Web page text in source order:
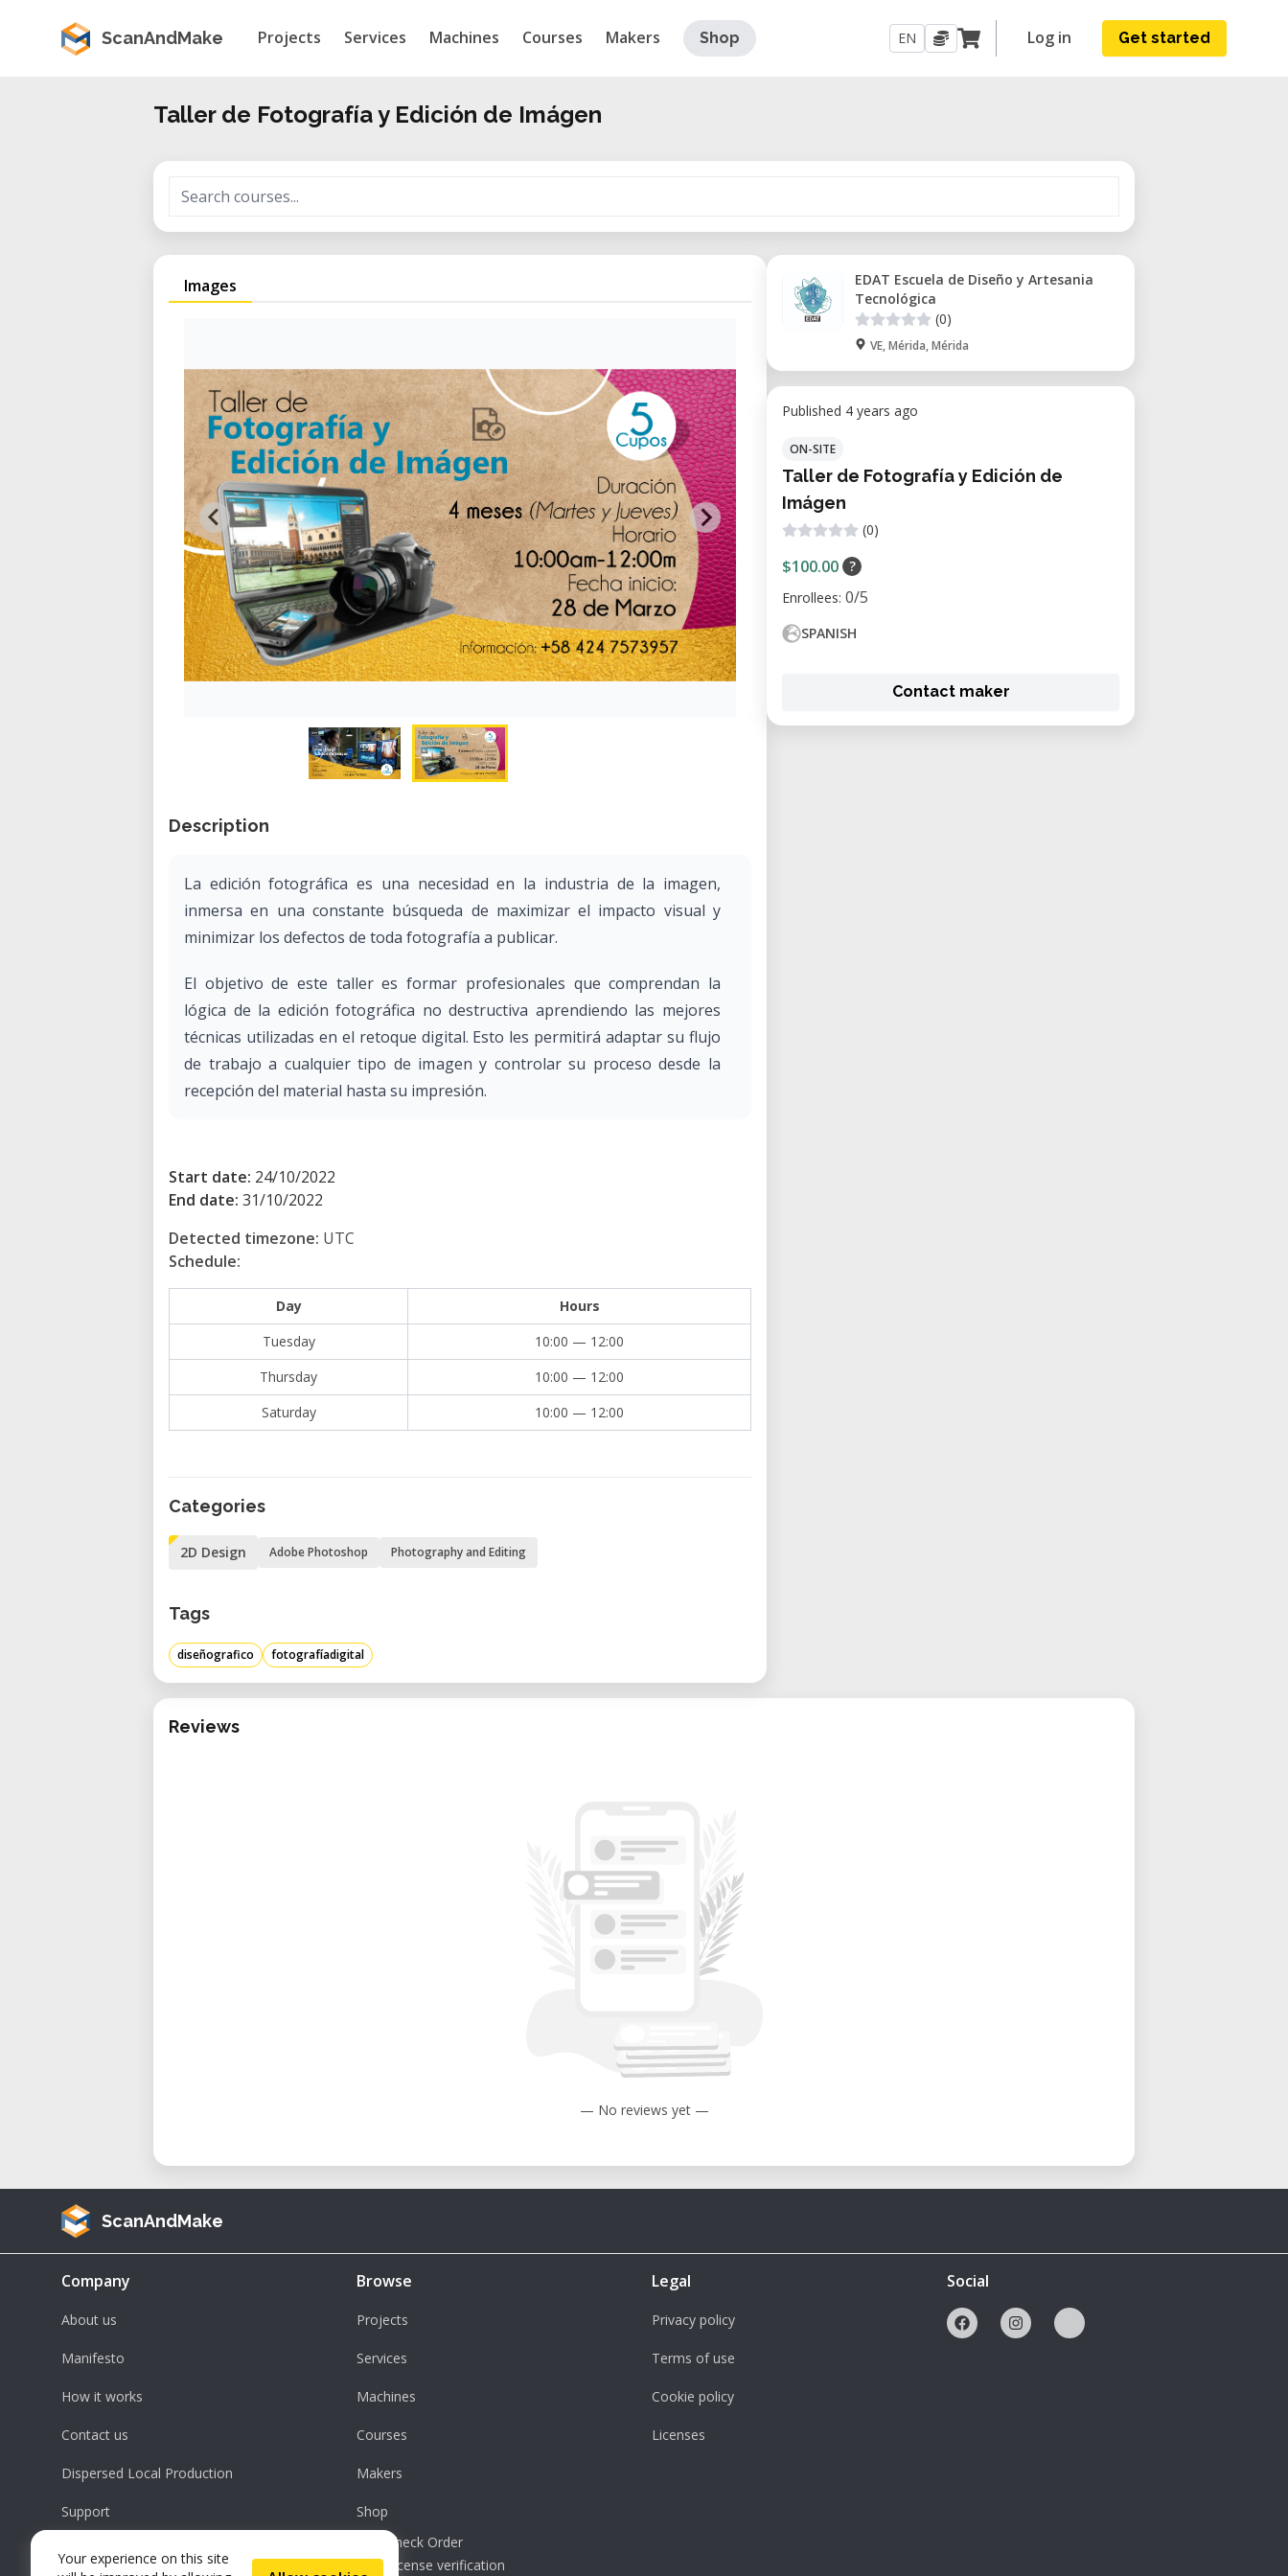
ScanAndMake Projects Services Machines Courses Makers Shop EN Log in Get started
Taller de Fotografía y Edición de Imágen
Images
Description
La edición fotográfica es una necesidad en la industria de la imagen,
inmersa en una constante búsqueda de maximizar el impacto visual y
minimizar los defectos de toda fotografía a publicar.
El objetivo de este taller es formar profesionales que comprendan la
lógica de la edición fotográfica no destructiva aprendiendo las mejores
técnicas utilizadas en el retoque digital. Esto les permitirá adaptar su flujo
de trabajo a cualquier tipo de imagen y controlar su proceso desde la
recepción del material hasta su impresión.
Start date: 24/10/2022
End date: 31/10/2022
Detected timezone: UTC
Schedule:
Day
Hours
Tuesday
10:00 — 12:00
Thursday
10:00 — 12:00
Saturday
10:00 — 12:00
Categories
2D Design Adobe Photoshop Photography and Editing
Tags
diseñografico fotografíadigital
EDAT Escuela de Diseño y Artesania
Tecnológica
(0)
VE, Mérida, Mérida
Published 4 years ago
ON-SITE
Taller de Fotografía y Edición de
Imágen
(0)
$100.00 ?
Enrollees: 0/5
SPANISH
Contact maker
Reviews
— No reviews yet —
ScanAndMake
Company
About us
Manifesto
How it works
Contact us
Dispersed Local Production
Support
Browse
Projects
Services
Machines
Courses
Makers
Shop
Check Order
License verification
Legal
Privacy policy
Terms of use
Cookie policy
Licenses
Social
Your experience on this site